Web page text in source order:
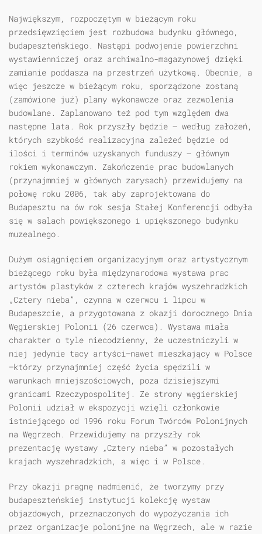
Największym, rozpoczętym w bieżącym roku
przedsięwzięciem jest rozbudowa budynku głównego,
budapeszteńskiego. Nastąpi podwojenie powierzchni
wystawienniczej oraz archiwalno-magazynowej dzięki
zamianie poddasza na przestrzeń użytkową. Obecnie, a
więc jeszcze w bieżącym roku, sporządzone zostaną
(zamówione już) plany wykonawcze oraz zezwolenia
budowlane. Zaplanowano też pod tym względem dwa
następne lata. Rok przyszły będzie — według założeń,
których szybkość realizacyjna zależeć będzie od
ilości i terminów uzyskanych funduszy — głównym
rokiem wykonawczym. Zakończenie prac budowlanych
(przynajmniej w głównych zarysach) przewidujemy na
połowę roku 2006, tak aby zaprojektowana do
Budapesztu na ów rok sesja Stałej Konferencji odbyła
się w salach powiększonego i upiększonego budynku
muzealnego.
Dużym osiągnięciem organizacyjnym oraz artystycznym
bieżącego roku była międzynarodowa wystawa prac
artystów plastyków z czterech krajów wyszehradzkich
„Cztery nieba”, czynna w czerwcu i lipcu w
Budapeszcie, a przygotowana z okazji dorocznego Dnia
Węgierskiej Polonii (26 czerwca). Wystawa miała
charakter o tyle niecodzienny, że uczestniczyli w
niej jedynie tacy artyści—nawet mieszkający w Polsce
—którzy przynajmniej część życia spędzili w
warunkach mniejszościowych, poza dzisiejszymi
granicami Rzeczypospolitej. Ze strony węgierskiej
Polonii udział w ekspozycji wzięli członkowie
istniejącego od 1996 roku Forum Twórców Polonijnych
na Węgrzech. Przewidujemy na przyszły rok
prezentację wystawy „Cztery nieba” w pozostałych
krajach wyszehradzkich, a więc i w Polsce.
Przy okazji pragnę nadmienić, że tworzymy przy
budapeszteńskiej instytucji kolekcję wystaw
objazdowych, przeznaczonych do wypożyczania ich
przez organizacje polonijne na Węgrzech, ale w razie